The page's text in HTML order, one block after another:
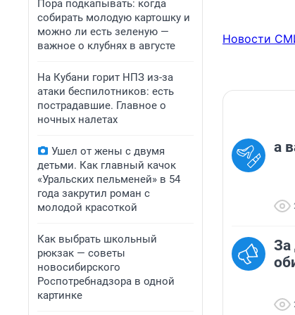
Пора подкапывать: когда
собирать молодую картошку и
можно ли есть зеленую —
важное о клубнях в августе
На Кубани горит НПЗ из-за
атаки беспилотников: есть
пострадавшие. Главное о
ночных налетах
Ушел от жены с двумя
детьми. Как главный качок
«Уральских пельменей» в 54
года закрутил роман с
молодой красоткой
Как выбрать школьный
рюкзак — советы
новосибирского
Роспотребнадзора в одной
картинке
ДТП,
Его
Новости
а
За